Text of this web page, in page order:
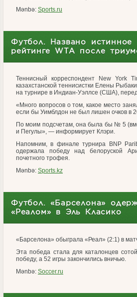
Mənbə: Sports.ru
Футбол. Названо
рейтинге WTA после
Теннисный корреспондент New York
казахстанской теннисистки Елены
на турнире в Индиан-Уэллсе (США),
«Много вопросов о том, какое место
если бы Уимблдон не был лишен очков в
По моим подсчетам, она была бы № 5
и Пегулы», — информирует Клэри.
Напомним, в финале турнира BNP
одержала победу над белоруской
почетного трофея.
Mənbə: Sports.kz
Футбол. «Барселона»
«Реалом» в Эль Класико
«Барселона» обыграла «Реал» (2:1) в
Эта победа стала для каталонцев
победу, а 52 игры закончились вничью.
Mənbə: Soccer.ru